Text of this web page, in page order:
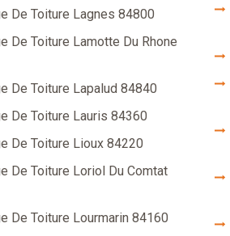
De Toiture Lagnes 84800
De Toiture Lamotte Du Rhone
De Toiture Lapalud 84840
De Toiture Lauris 84360
De Toiture Lioux 84220
De Toiture Loriol Du Comtat
De Toiture Lourmarin 84160